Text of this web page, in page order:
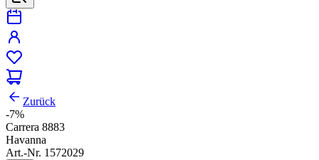
Zurück
-7%
Carrera 8883
Havanna
Art.-Nr. 1572029